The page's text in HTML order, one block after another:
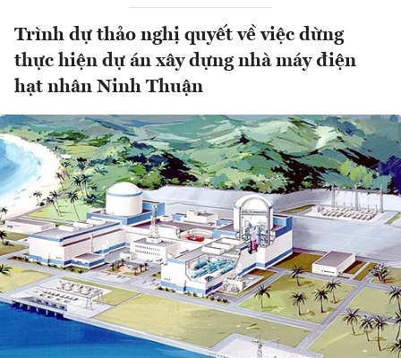
Trình dự thảo nghị quyết về việc dừng
thực hiện dự án xây dựng nhà máy điện
hạt nhân Ninh Thuận